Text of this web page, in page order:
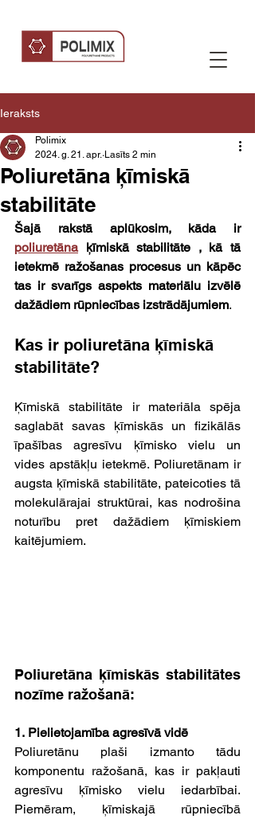
Ieraksts
Poliuretāna ķīmiskā
stabilitāte
Polimix
2024. g. 21. apr. Lasīts 2 min
Šajā rakstā aplūkosim, kāda ir
poliuretāna ķīmiskā stabilitāte , kā tā
ietekmē ražošanas procesus un kāpēc
tas ir svarīgs aspekts materiālu izvēlē
dažādiem rūpniecības izstrādājumiem.
Kas ir poliuretāna ķīmiskā
stabilitāte?
Ķīmiskā stabilitāte ir materiāla spēja
saglabāt savas ķīmiskās un fizikālās
īpašības agresīvu ķīmisko vielu un
vides apstākļu ietekmē. Poliuretānam ir
augsta ķīmiskā stabilitāte, pateicoties tā
molekulārajai struktūrai, kas nodrošina
noturību pret dažādiem ķīmiskiem
kaitējumiem.
Poliuretāna ķīmiskās stabilitātes
nozīme ražošanā:
1. Pielietojamība agresīvā vidē
Poliuretānu plaši izmanto tādu
komponentu ražošanā, kas ir pakļauti
agresīvu ķīmisko vielu iedarbībai.
Piemēram, ķīmiskajā rūpniecībā